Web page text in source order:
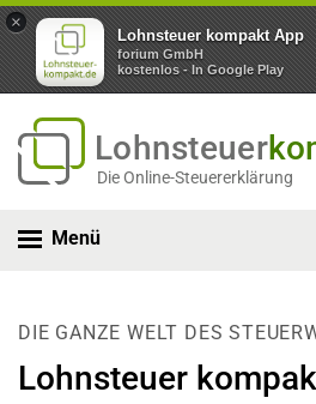
×
Lohnsteuer kompakt App
forium GmbH
kostenlos - In Google Play
Lohnsteuer
Die Online-Steuererklärung
Menü
DIE GANZE WELT DES
Lohnsteuer